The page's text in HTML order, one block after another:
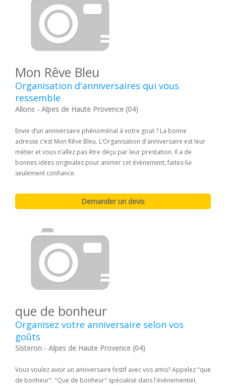
Mon Rêve Bleu
Organisation d'anniversaires qui vous
ressemble
Allons - Alpes de Haute Provence (04)
Envie d’un anniversaire phénoménal à votre gout ? La bonne
adresse c’est Mon Rêve Bleu. L’Organisation d'anniversaire est leur
métier et vous n’allez pas être déçu par leur prestation. Il a de
bonnes idées originales pour animer cet évènement, faites-lui
seulement confiance.
que de bonheur
Organisez votre anniversaire selon vos
goûts
Sisteron - Alpes de Haute Provence (04)
Vous voulez avoir un anniversaire festif avec vos amis? Appelez "que
de bonheur". "Que de bonheur" spécialisé dans l'événementiel,